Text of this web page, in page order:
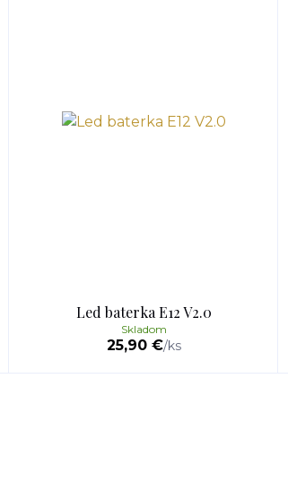
Led baterka E12 V2.0
25,90 €/ks
Skladom